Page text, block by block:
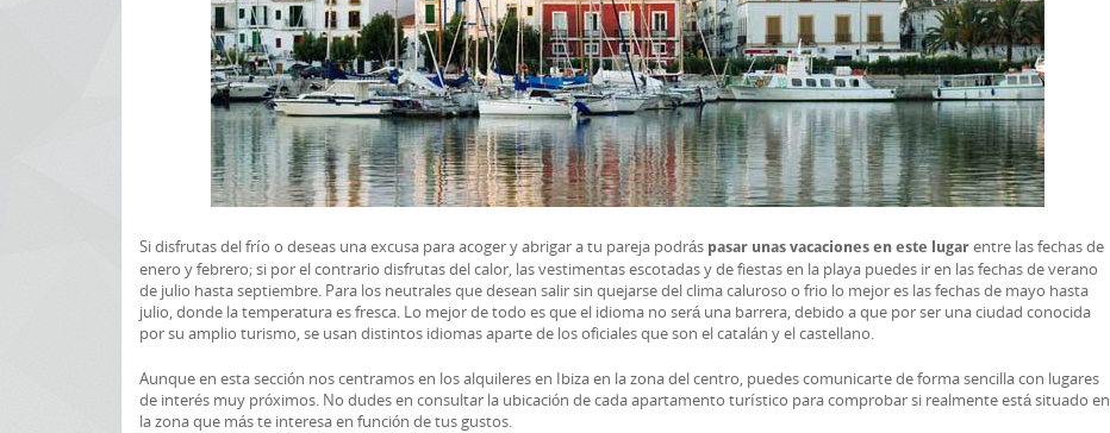
Si disfrutas del frío o deseas una excusa para acoger y abrigar a tu pareja podrás pasar unas vacaciones en este lugar entre las fechas de
enero y febrero; si por el contrario disfrutas del calor, las vestimentas escotadas y de fiestas en la playa puedes ir en las fechas de verano
de julio hasta septiembre. Para los neutrales que desean salir sin quejarse del clima caluroso o frio lo mejor es las fechas de mayo hasta
julio, donde la temperatura es fresca. Lo mejor de todo es que el idioma no será una barrera, debido a que por ser una ciudad conocida
por su amplio turismo, se usan distintos idiomas aparte de los oficiales que son el catalán y el castellano.
Aunque en esta sección nos centramos en los alquileres en Ibiza en la zona del centro, puedes comunicarte de forma sencilla con lugares
de interés muy próximos. No dudes en consultar la ubicación de cada apartamento turístico para comprobar si realmente está situado en
la zona que más te interesa en función de tus gustos.